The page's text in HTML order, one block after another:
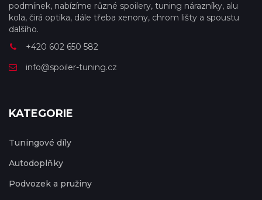
podmínek, nabízíme různé spoilery, tuning nárazníky, alu
kola, čirá optika, dále třeba xenony, chrom lišty a spoustu
dalšího.
+420 602 650 582
info@spoiler-tuning.cz
KATEGORIE
Tuningové díly
Autodoplňky
Podvozek a pružiny